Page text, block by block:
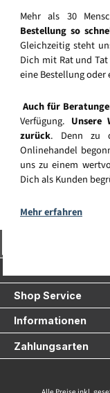
Mehr als 30
Bestellung so
Gleichzeitig steht
Dich mit Rat und
eine Bestellung
Auch für
Verfügung.
zurück. Denn zu
Onlinehandel
uns zu einem
Dich als Kunden
Mehr erfahren
Shop Service
Informationen
Zahlungsarten